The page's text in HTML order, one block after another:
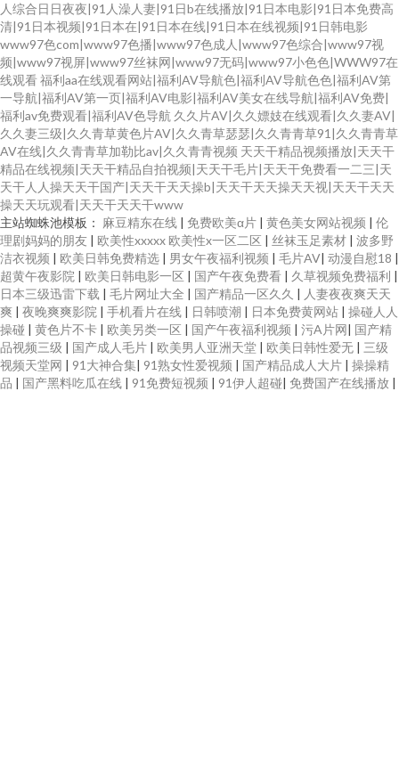
人综合日日夜夜|91人澡人妻|91日b在线播放|91日本电影|91日本免费高
清|91日本视频|91日本在|91日本在线|91日本在线视频|91日韩电影
www97色com|www97色播|www97色成人|www97色综合|www97视
频|www97视屏|www97丝袜网|www97无码|www97小色色|WWW97在
线观看福利aa在线观看网站|福利AV导航色|福利AV导航色色|福利AV第
一导航|福利AV第一页|福利AV电影|福利AV美女在线导航|福利AV免费|
福利av免费观看|福利AV色导航 久久片AV|久久嫖妓在线观看|久久妻AV|
久久妻三级|久久青草黄色片AV|久久青草瑟瑟|久久青青草91|久久青青草
AV在线|久久青青草加勒比av|久久青青视频 天天干精品视频播放|天天干
精品在线视频|天天干精品自拍视频|天天干毛片|天天干免费看一二三|天
天干人人操天天干国产|天天干天天操b|天天干天天操天天视|天天干天天
操天天玩观看|天天干天天干www
主站蜘蛛池模板： 麻豆精东在线 | 免费欧美α片 | 黄色美女网站视频 | 伦
理剧妈妈的朋友 | 欧美性xxxxx 欧美性x一区二区 | 丝袜玉足素材 | 波多野
洁衣视频 | 欧美日韩免费精选 | 男女午夜福利视频 | 毛片AV| 动漫自慰18 |
超黄午夜影院 | 欧美日韩电影一区 | 国产午夜免费看 | 久草视频免费福利 |
日本三级迅雷下载 | 毛片网址大全 | 国产精品一区久久 | 人妻夜夜爽天天
爽 | 夜晚爽爽影院 | 手机看片在线 | 日韩喷潮 | 日本免费黄网站 | 操碰人人
操碰 | 黄色片不卡 | 欧美另类一区 | 国产午夜福利视频 | 污A片网| 国产精
品视频三级 | 国产成人毛片 | 欧美男人亚洲天堂 | 欧美日韩性爱无 | 三级
视频天堂网 | 91大神合集| 91熟女性爱视频 | 国产精品成人大片 | 操操精
品 | 国产黑料吃瓜在线 | 91免费短视频 | 91伊人超碰| 免费国产在线播放 |